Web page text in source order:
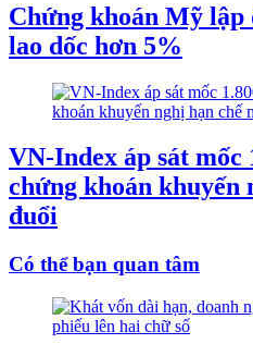
Chứng khoán Mỹ lập
lao dốc hơn 5%
VN-Index áp sát mốc
chứng khoán khuyến
đuổi
Có thể bạn quan tâm